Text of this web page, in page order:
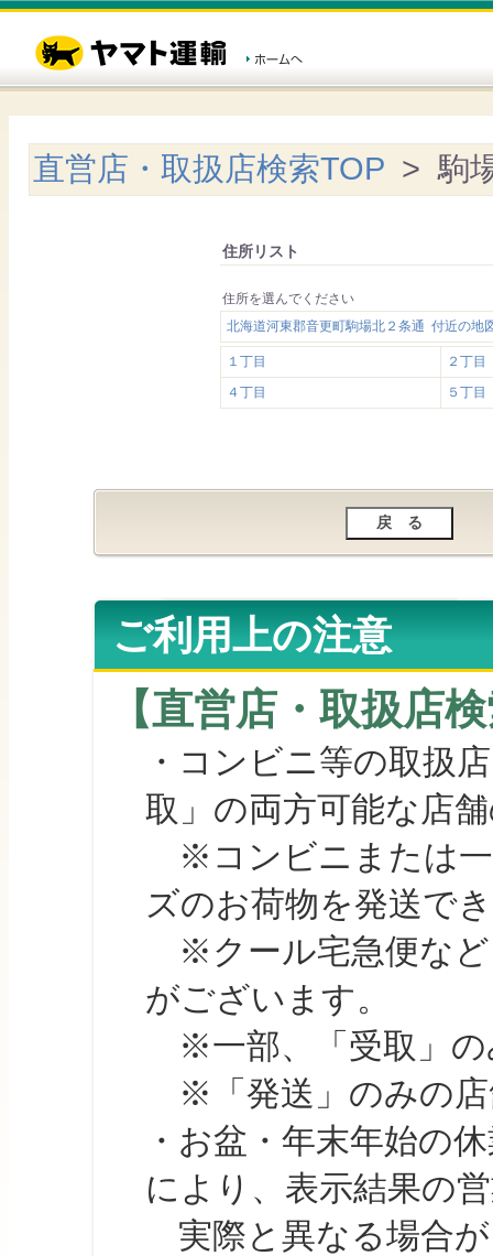
直営店・取扱店検索TOP > 駒
住所リスト
住所を選んでください
北海道河東郡音更町駒場北２条通 付近の地
１丁目
２丁目
４丁目
５丁目
ご利用上の注意
【直営店・取扱店
・コンビニ等の取扱
取」の両方可能な店
※コンビニまたは一
ズのお荷物を発送で
※クール宅急便など
がございます。
※一部、「受取」の
※「発送」のみの店
・お盆・年末年始の
により、表示結果の
実際と異なる場合が